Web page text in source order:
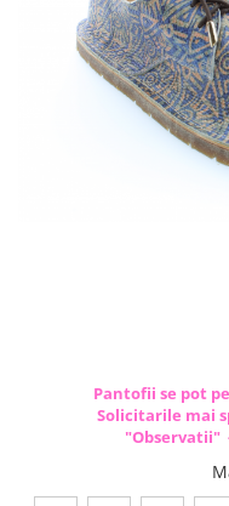
Pantofii se pot
Solicitarile mai
"Observatii"